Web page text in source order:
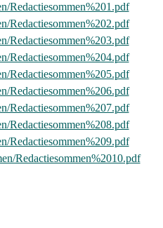
Redactiesommen%201.pdf
Redactiesommen%202.pdf
Redactiesommen%203.pdf
Redactiesommen%204.pdf
Redactiesommen%205.pdf
Redactiesommen%206.pdf
Redactiesommen%207.pdf
Redactiesommen%208.pdf
Redactiesommen%209.pdf
Redactiesommen%2010.pdf